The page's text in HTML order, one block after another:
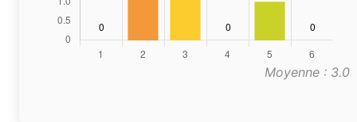
Moyenne : 3.0